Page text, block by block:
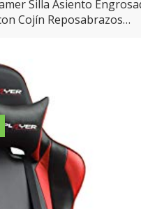
Silla Asiento
Cojín Reposabrazos…